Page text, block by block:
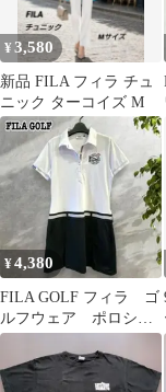
¥3,580
新品 FILA フィラ チュ
ニック ターコイズ M
¥4,380
FILA GOLF フィラ ゴ
ルフウェア ポロシャ
ツワンピース 半袖
白 紺